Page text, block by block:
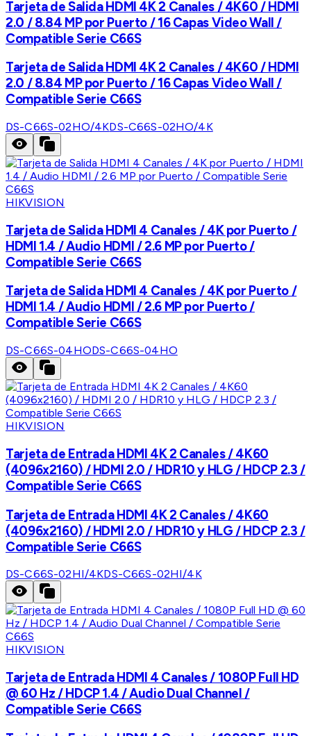
Tarjeta de Salida HDMI 4K 2 Canales / 4K60 / HDMI
2.0 / 8.84 MP por Puerto / 16 Capas Video Wall /
Compatible Serie C66S
Tarjeta de Salida HDMI 4K 2 Canales / 4K60 / HDMI
2.0 / 8.84 MP por Puerto / 16 Capas Video Wall /
Compatible Serie C66S
DS-C66S-02HO/4KDS-C66S-02HO/4K
HIKVISION
Tarjeta de Salida HDMI 4 Canales / 4K por Puerto /
HDMI 1.4 / Audio HDMI / 2.6 MP por Puerto /
Compatible Serie C66S
Tarjeta de Salida HDMI 4 Canales / 4K por Puerto /
HDMI 1.4 / Audio HDMI / 2.6 MP por Puerto /
Compatible Serie C66S
DS-C66S-04HODS-C66S-04HO
HIKVISION
Tarjeta de Entrada HDMI 4K 2 Canales / 4K60
(4096x2160) / HDMI 2.0 / HDR10 y HLG / HDCP 2.3 /
Compatible Serie C66S
Tarjeta de Entrada HDMI 4K 2 Canales / 4K60
(4096x2160) / HDMI 2.0 / HDR10 y HLG / HDCP 2.3 /
Compatible Serie C66S
DS-C66S-02HI/4KDS-C66S-02HI/4K
HIKVISION
Tarjeta de Entrada HDMI 4 Canales / 1080P Full HD
@ 60 Hz / HDCP 1.4 / Audio Dual Channel /
Compatible Serie C66S